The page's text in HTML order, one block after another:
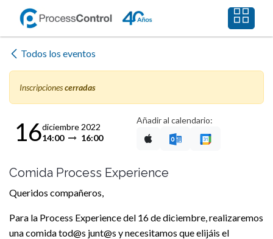
Ir al contenido
Todos los eventos
Inscripcionescerradas
16diciembre 2022
14:00
16:00
Añadir al calendario:
Comida Process Experience
Queridos compañeros,
Para la Process Experience del 16 de diciembre, realizaremos
una comida tod@s junt@s y necesitamos que elijáis el